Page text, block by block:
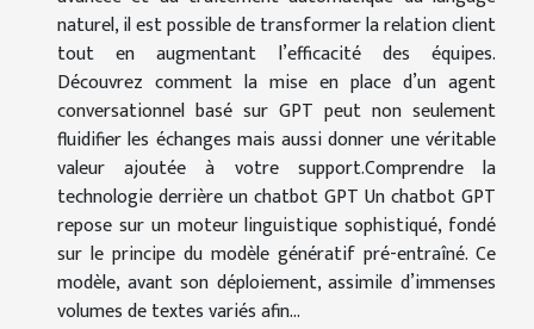
naturel, il est possible de transformer la relation client
tout en augmentant l’efficacité des équipes.
Découvrez comment la mise en place d’un agent
conversationnel basé sur GPT peut non seulement
fluidifier les échanges mais aussi donner une véritable
valeur ajoutée à votre support.Comprendre la
technologie derrière un chatbot GPT Un chatbot GPT
repose sur un moteur linguistique sophistiqué, fondé
sur le principe du modèle génératif pré-entraîné. Ce
modèle, avant son déploiement, assimile d’immenses
volumes de textes variés afin...